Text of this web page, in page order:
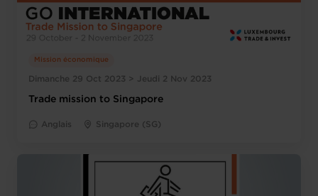
Dimanche 29 Oct 2023 > Jeudi 2 Nov 2023
Mission économique
Trade mission to Singapore
Anglais Singapore (SG)